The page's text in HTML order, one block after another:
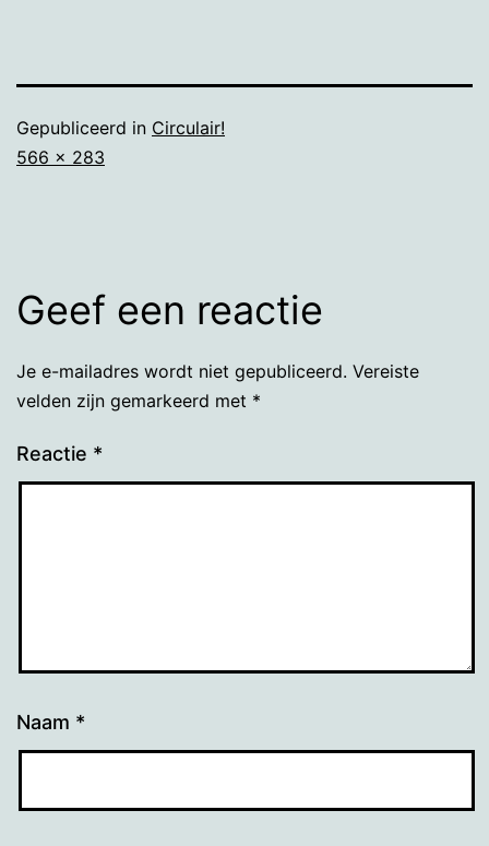
Gepubliceerd in Circulair!
Volledige
566 × 283
Geef een reactie
Je e-mailadres wordt niet gepubliceerd. Vereiste
velden zijn gemarkeerd met *
Reactie *
Naam *